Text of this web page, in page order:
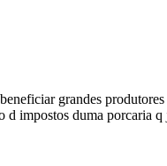
grandes
impostos duma porcaria q